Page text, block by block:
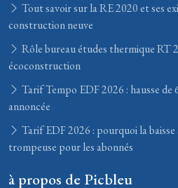
Tout savoir sur la RE 2020 et ses
construction neuve
Rôle bureau études thermique RT
écoconstruction
Tarif Tempo EDF 2026 : hausse de
annoncée
Tarif EDF 2026 : pourquoi la
trompeuse pour les abonnés
à propos de Picbleu